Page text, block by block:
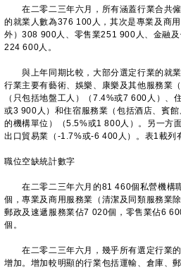
在二零二三年六月，所有涵蓋行業合共
的就業人數為376 100人，其次是專業及商
外）308 900人、零售業251 900人、金融
224 600人。
與上年同期比較，大部分選定行業的就業
行業主要有藝術、娛樂、康樂及其他服務業
（只包括地盤工人）（7.4%或7 600人）、
或3 900人）和住宿服務業（包括酒店、賓
的機構單位）（5.5%或1 800人）。另一方
出口貿易業（-1.7%或-6 400人）。表1載列
職位空缺統計數字
在二零二三年六月的81 460個私營機構
個，專業及商用服務業（清潔及同類服務業
郵政及速遞服務業佔7 020個，零售業佔6
個。
在二零二三年六月，幾乎所有選定行業的
增加。增加較明顯的行業包括運輸、倉庫、